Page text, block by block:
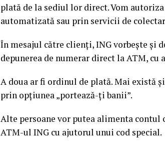
plată de la sediul lor direct. Vom
automatizată sau prin servicii de
În mesajul către clienţi, ING vorbeşte şi
depunerea de numerar direct la ATM,
A doua ar fi ordinul de plată. Mai
prin opţiunea „portează-ţi banii”.
Alte persoane vor putea alimenta
ATM-ul ING cu ajutorul unui cod special.